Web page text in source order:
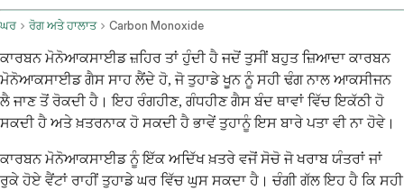
ਘਰ ਰੋਗ ਅਤੇ ਹਾਲਾਤ Carbon Monoxide
ਕਾਰਬਨ ਮੋਨੋਆਕਸਾਈਡ ਜ਼ਹਿਰ ਤਾਂ ਹੁੰਦੀ ਹੈ ਜਦੋਂ ਤੁਸੀਂ ਬਹੁਤ ਜ਼ਿਆਦਾ ਕਾਰਬਨ
ਮੋਨੋਆਕਸਾਈਡ ਗੈਸ ਸਾਹ ਲੈਂਦੇ ਹੋ, ਜੋ ਤੁਹਾਡੇ ਖੂਨ ਨੂੰ ਸਹੀ ਢੰਗ ਨਾਲ ਆਕਸੀਜਨ
ਲੈ ਜਾਣ ਤੋਂ ਰੋਕਦੀ ਹੈ। ਇਹ ਰੰਗਹੀਣ, ਗੰਧਹੀਣ ਗੈਸ ਬੰਦ ਥਾਵਾਂ ਵਿੱਚ ਇਕੱਠੀ ਹੋ
ਸਕਦੀ ਹੈ ਅਤੇ ਖ਼ਤਰਨਾਕ ਹੋ ਸਕਦੀ ਹੈ ਭਾਵੇਂ ਤੁਹਾਨੂੰ ਇਸ ਬਾਰੇ ਪਤਾ ਵੀ ਨਾ ਹੋਵੇ।
ਕਾਰਬਨ ਮੋਨੋਆਕਸਾਈਡ ਨੂੰ ਇੱਕ ਅਦਿੱਖ ਖ਼ਤਰੇ ਵਜੋਂ ਸੋਚੋ ਜੋ ਖਰਾਬ ਯੰਤਰਾਂ ਜਾਂ
ਰੁਕੇ ਹੋਏ ਵੈਂਟਾਂ ਰਾਹੀਂ ਤੁਹਾਡੇ ਘਰ ਵਿੱਚ ਘੁਸ ਸਕਦਾ ਹੈ। ਚੰਗੀ ਗੱਲ ਇਹ ਹੈ ਕਿ ਸਹੀ